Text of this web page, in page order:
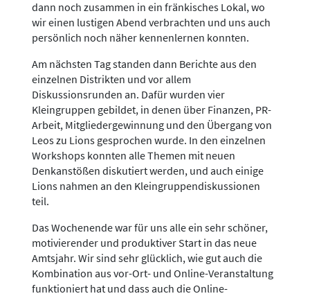
dann noch zusammen in ein fränkisches Lokal, wo
wir einen lustigen Abend verbrachten und uns auch
persönlich noch näher kennenlernen konnten.
Am nächsten Tag standen dann Berichte aus den
einzelnen Distrikten und vor allem
Diskussionsrunden an. Dafür wurden vier
Kleingruppen gebildet, in denen über Finanzen, PR-
Arbeit, Mitgliedergewinnung und den Übergang von
Leos zu Lions gesprochen wurde. In den einzelnen
Workshops konnten alle Themen mit neuen
Denkanstößen diskutiert werden, und auch einige
Lions nahmen an den Kleingruppendiskussionen
teil.
Das Wochenende war für uns alle ein sehr schöner,
motivierender und produktiver Start in das neue
Amtsjahr. Wir sind sehr glücklich, wie gut auch die
Kombination aus vor-Ort- und Online-Veranstaltung
funktioniert hat und dass auch die Online-